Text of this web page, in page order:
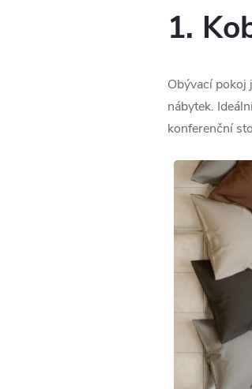
1.
Obývací pokoj
nábytek.
konferenční